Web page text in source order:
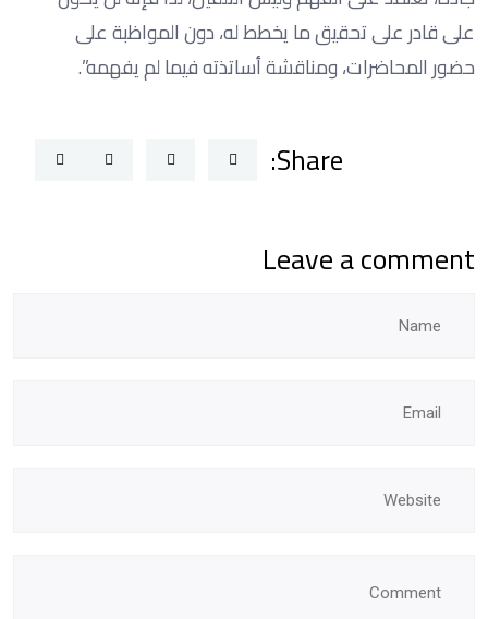
على قادر على تحقيق ما يخطط له، دون المواظبة على
حضور المحاضرات، ومناقشة أساتذته فيما لم يفهمه”.
Share:
Leave a comment